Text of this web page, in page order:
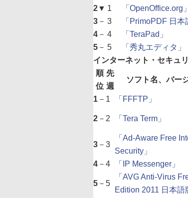
2▼ 1 「OpenOffice.org」
3 － 3 「PrimoPDF 日本
4 － 4 「TeraPad」
5 － 5 「秀丸エディタ」
インターネット・セキュ
順
位
先
週
ソフト名、バー
1 － 1 「FFFTP」
2 － 2 「Tera Term」
3 － 3
「Ad-Aware Free
Security」
4 － 4 「IP Messenger」
5 － 5
「AVG Anti-Virus
Edition 2011 日本語